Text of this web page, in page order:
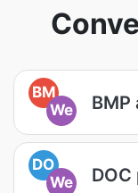
BM
We
BMP
DO
We
DOC